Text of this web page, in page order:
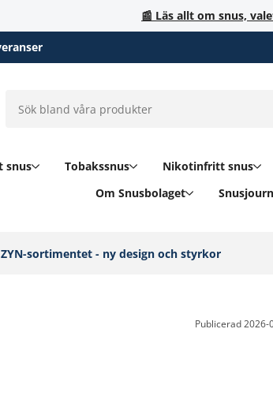
📰 Läs allt om snus,
snus Tobakssnus Nikotinfritt snus
Om Snusbolaget
sortimentet - ny design och styrkor‎
Publicerad2026-